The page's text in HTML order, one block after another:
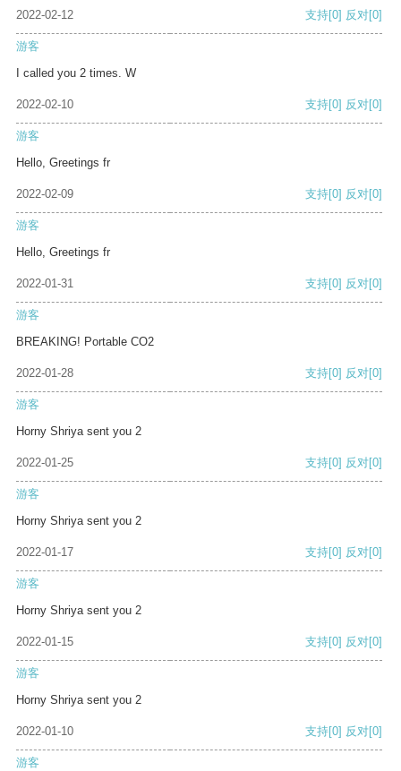
2022-02-12 支持[0] 反对[0]
游客
I called you 2 times. W
2022-02-10 支持[0] 反对[0]
游客
Hello, Greetings fr
2022-02-09 支持[0] 反对[0]
游客
Hello, Greetings fr
2022-01-31 支持[0] 反对[0]
游客
BREAKING! Portable CO2
2022-01-28 支持[0] 反对[0]
游客
Horny Shriya sent you 2
2022-01-25 支持[0] 反对[0]
游客
Horny Shriya sent you 2
2022-01-17 支持[0] 反对[0]
游客
Horny Shriya sent you 2
2022-01-15 支持[0] 反对[0]
游客
Horny Shriya sent you 2
2022-01-10 支持[0] 反对[0]
游客